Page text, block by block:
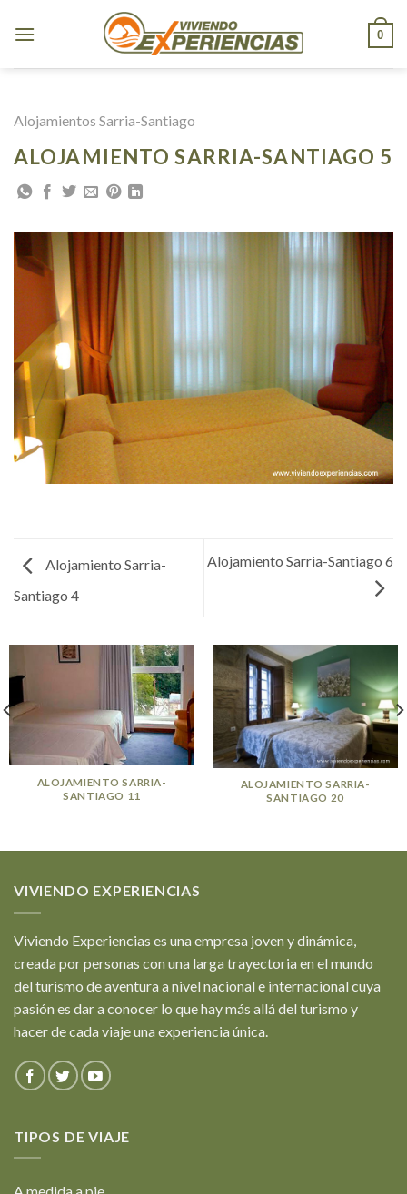
0
Alojamientos Sarria-Santiago
ALOJAMIENTO SARRIA-SANTIAGO 5
Alojamiento Sarria-
Santiago 4
Alojamiento Sarria-Santiago 6
ALOJAMIENTO SARRIA-
SANTIAGO 11
ALOJAMIENTO SARRIA-
SANTIAGO 20
VIVIENDO EXPERIENCIAS
Viviendo Experiencias es una empresa joven y dinámica,
creada por personas con una larga trayectoria en el mundo
del turismo de aventura a nivel nacional e internacional cuya
pasión es dar a conocer lo que hay más allá del turismo y
hacer de cada viaje una experiencia única.
TIPOS DE VIAJE